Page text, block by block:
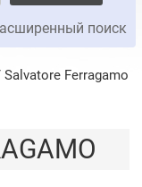
поиск
Salvatore Ferragamo